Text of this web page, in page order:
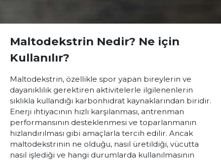
Maltodekstrin Nedir? Ne için
Kullanılır?
Maltodekstrin, özellikle spor yapan bireylerin ve
dayanıklılık gerektiren aktivitelerle ilgilenenlerin
sıklıkla kullandığı karbonhidrat kaynaklarından biridir.
Enerji ihtiyacının hızlı karşılanması, antrenman
performansının desteklenmesi ve toparlanmanın
hızlandırılması gibi amaçlarla tercih edilir. Ancak
maltodekstrinin ne olduğu, nasıl üretildiği, vücutta
nasıl işlediği ve hangi durumlarda kullanılmasının